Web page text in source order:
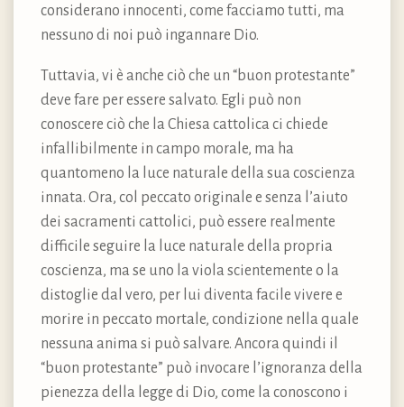
considerano innocenti, come facciamo tutti, ma
nessuno di noi può ingannare Dio.
Tuttavia, vi è anche ciò che un “buon protestante”
deve fare per essere salvato. Egli può non
conoscere ciò che la Chiesa cattolica ci chiede
infallibilmente in campo morale, ma ha
quantomeno la luce naturale della sua coscienza
innata. Ora, col peccato originale e senza l’aiuto
dei sacramenti cattolici, può essere realmente
difficile seguire la luce naturale della propria
coscienza, ma se uno la viola scientemente o la
distoglie dal vero, per lui diventa facile vivere e
morire in peccato mortale, condizione nella quale
nessuna anima si può salvare. Ancora quindi il
“buon protestante” può invocare l’ignoranza della
pienezza della legge di Dio, come la conoscono i